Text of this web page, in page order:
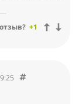
И если
наших
+1